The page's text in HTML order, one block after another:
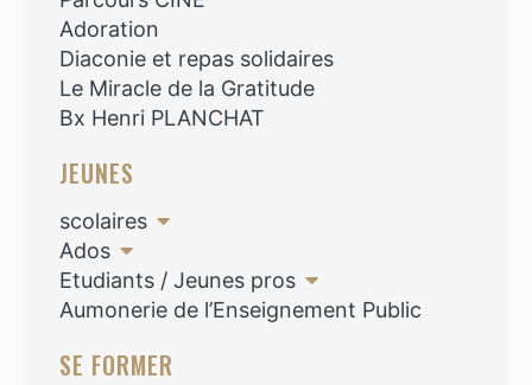
Adoration
Diaconie et repas solidaires
Le Miracle de la Gratitude
Bx Henri PLANCHAT
JEUNES
scolaires
Ados
Etudiants / Jeunes pros
Aumonerie de l’Enseignement Public
SE FORMER